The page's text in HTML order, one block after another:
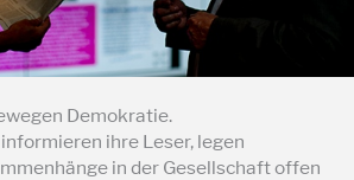
Demokratie.
ihre Leser, legen
in der Gesellschaft offen